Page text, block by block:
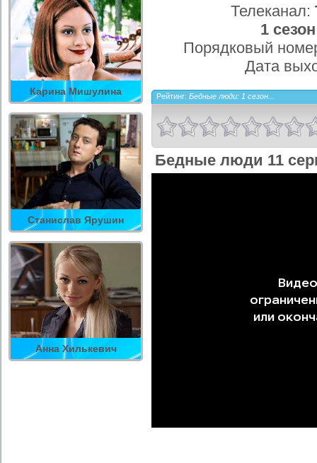
Карина Мишулина
Станислав Ярушин
Анна Хилькевич
Телеканал:
1 сезон
Порядковый
Дата
Рейтинг: Бедные люди: 1 сезон...
Бедные люди 11